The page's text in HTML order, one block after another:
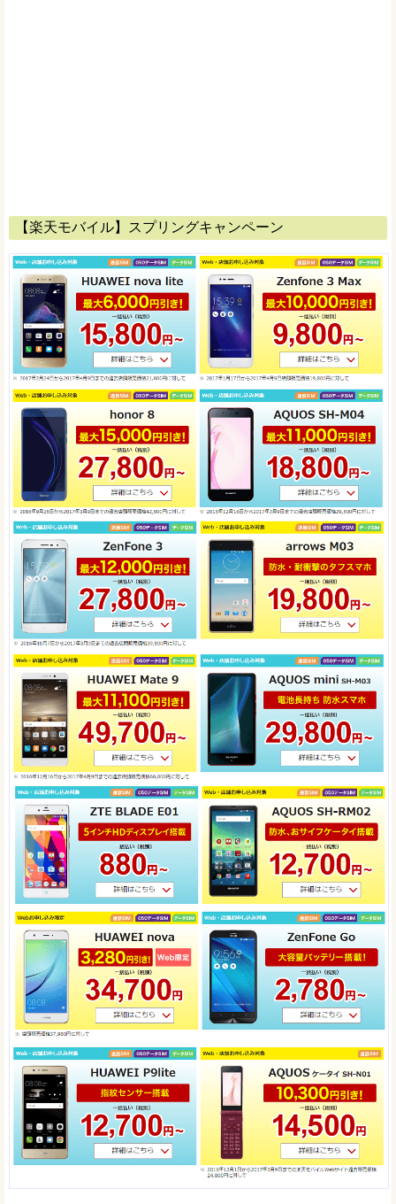
【楽天モバイル】スプリングキャンペーン